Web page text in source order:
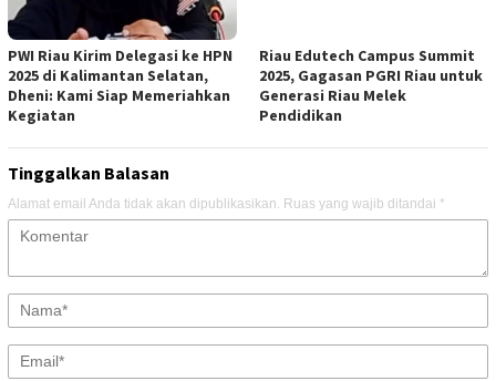
PWI Riau Kirim Delegasi ke HPN
2025 di Kalimantan Selatan,
Dheni: Kami Siap Memeriahkan
Kegiatan
Riau Edutech Campus Summit
2025, Gagasan PGRI Riau untuk
Generasi Riau Melek
Pendidikan
Tinggalkan Balasan
Alamat email Anda tidak akan dipublikasikan. Ruas yang wajib ditandai *